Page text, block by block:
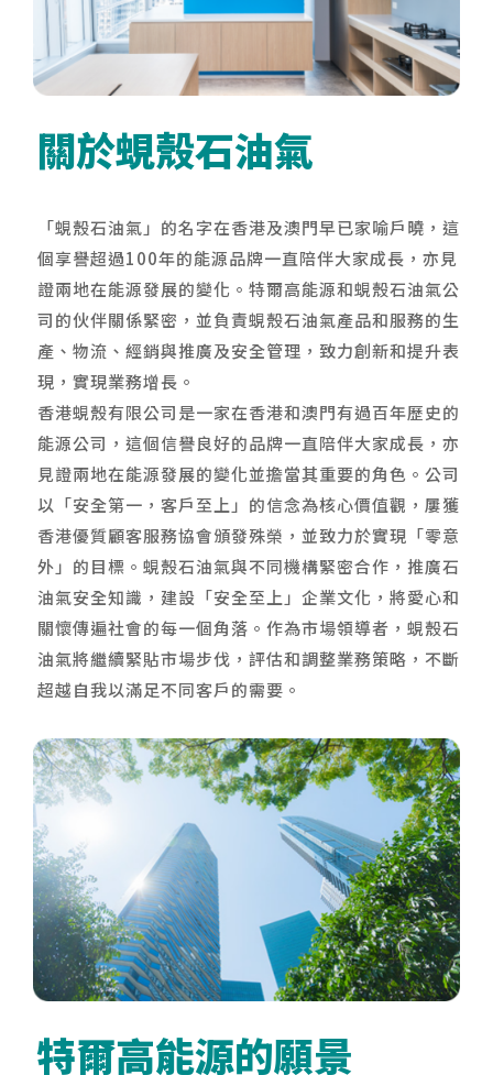
關於蜆殼石油氣
「蜆殼石油氣」的名字在香港及澳門早已家喻戶曉，這
個享譽超過100年的能源品牌一直陪伴大家成長，亦見
證兩地在能源發展的變化。特爾高能源和蜆殼石油氣公
司的伙伴關係緊密，並負責蜆殼石油氣產品和服務的生
產、物流、經銷與推廣及安全管理，致力創新和提升表
現，實現業務增長。
香港蜆殼有限公司是一家在香港和澳門有過百年歷史的
能源公司，這個信譽良好的品牌一直陪伴大家成長，亦
見證兩地在能源發展的變化並擔當其重要的角色。公司
以「安全第一，客戶至上」的信念為核心價值觀，屢獲
香港優質顧客服務協會頒發殊榮，並致力於實現「零意
外」的目標。蜆殼石油氣與不同機構緊密合作，推廣石
油氣安全知識，建設「安全至上」企業文化，將愛心和
關懷傳遍社會的每一個角落。作為市場領導者，蜆殼石
油氣將繼續緊貼市場步伐，評估和調整業務策略，不斷
超越自我以滿足不同客戶的需要。
特爾高能源的願景